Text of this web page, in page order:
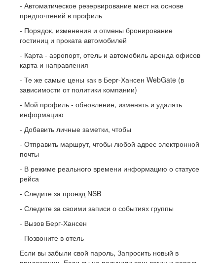
- Автоматическое резервирование мест на основе
предпочтений в профиль
- Порядок, изменения и отмены бронирование
гостиниц и проката автомобилей
- Карта - аэропорт, отель и автомобиль аренда офисов
карта и направления
- Те же самые цены как в Берг-Хансен WebGate (в
зависимости от политики компании)
- Мой профиль - обновление, изменять и удалять
информацию
- Добавить личные заметки, чтобы
- Отправить маршрут, чтобы любой адрес электронной
почты
- В режиме реального времени информацию о статусе
рейса
- Следите за проезд NSB
- Следите за своими записи о событиях группы
- Вызов Берг-Хансен
- Позвоните в отель
Если вы забыли свой пароль, Запросить новый в